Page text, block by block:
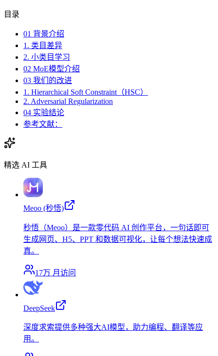
目录
01 背景介绍
1. 类目差异
2. 小类目学习
02 MoE模型介绍
03 我们的改进
1. Hierarchical Soft Constraint（HSC）
2. Adversarial Regularization
04 实验结论
参考文献：
精选 AI 工具
Meoo (秒悟)
秒悟（Meoo）是一款零代码 AI 创作平台，一句话即可
生成网页、H5、PPT 和数据可视化，让每个想法快速成
真。
17万 月访问
DeepSeek
深度求索提供多种强大AI模型，助力编程、翻译等应
用。